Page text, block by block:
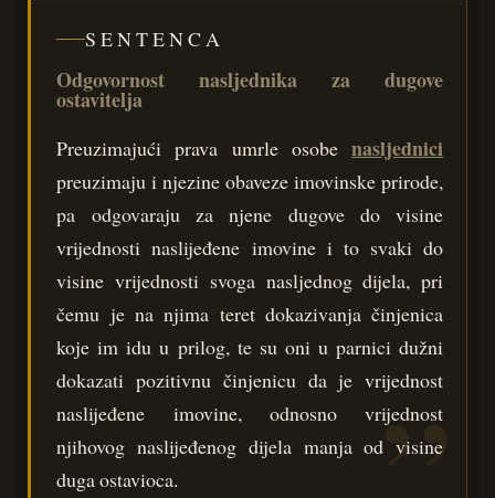
SENTENCA
Odgovornost nasljednika za dugove
ostavitelja
Preuzimajući prava umrle osobenasljednici
preuzimaju i njezine obaveze imovinske prirode,
pa odgovaraju za njene dugove do visine
vrijednosti naslijeđene imovine i to svaki do
visine vrijednosti svoga nasljednog dijela, pri
čemu je na njima teret dokazivanja činjenica
koje im idu u prilog, te su oni u parnici dužni
dokazati pozitivnu činjenicu da je vrijednost
naslijeđene imovine, odnosno vrijednost
njihovog naslijeđenog dijela manja od visine
duga ostavioca.